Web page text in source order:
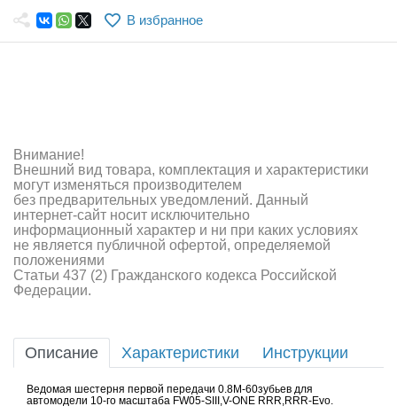
Самолеты
Аппаратура и электроника
Аккумуляторы и батарейки
Зарядные устройства и блоки питания
Двигатели
Инструмент,измерительные приборы,расходники
Оптовая продажа запчастей для моделей
В избранное
Внимание!
Внешний вид товара, комплектация и характеристики
могут изменяться производителем
без предварительных уведомлений. Данный
интернет-сайт носит исключительно
информационный характер и ни при каких условиях
не является публичной офертой, определяемой
положениями
Статьи 437 (2) Гражданского кодекса Российской
Федерации.
Описание Характеристики Инструкции
Ведомая шестерня первой передачи 0.8M-60зубьев для
автомодели 10-го масштаба FW05-SIII,V-ONE RRR,RRR-Evo.